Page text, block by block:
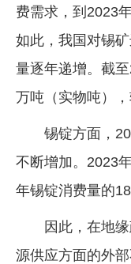
费需求，到2023
如此，我国对锡
量逐年递增。截
万吨（实物吨）
锡锭方面，
不断增加。2023
年锡锭消费量的
因此，在地
源供应方面的外